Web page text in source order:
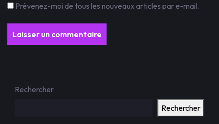
Prévenez-moi de tous les nouveaux articles par e-mail.
Rechercher
Rechercher